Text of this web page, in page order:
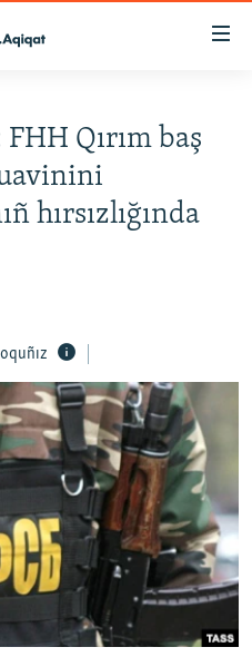
Qırım baş
hırsızlığında